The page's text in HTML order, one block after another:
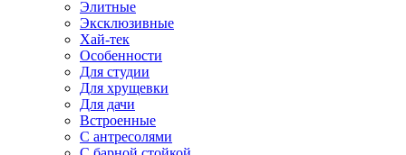
Элитные
Эксклюзивные
Хай-тек
Особенности
Для студии
Для хрущевки
Для дачи
Встроенные
С антресолями